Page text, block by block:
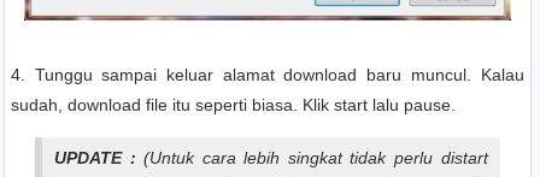
4. Tunggu sampai keluar alamat download baru muncul. Kalau
sudah, download file itu seperti biasa. Klik start lalu pause.
UPDATE : (Untuk cara lebih singkat tidak perlu distart